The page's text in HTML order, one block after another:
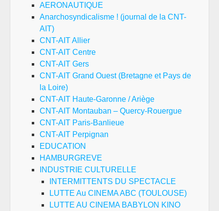
AERONAUTIQUE
Anarchosyndicalisme ! (journal de la CNT-
AIT)
CNT-AIT Allier
CNT-AIT Centre
CNT-AIT Gers
CNT-AIT Grand Ouest (Bretagne et Pays de
la Loire)
CNT-AIT Haute-Garonne / Ariège
CNT-AIT Montauban – Quercy-Rouergue
CNT-AIT Paris-Banlieue
CNT-AIT Perpignan
EDUCATION
HAMBURGREVE
INDUSTRIE CULTURELLE
INTERMITTENTS DU SPECTACLE
LUTTE Au CINEMA ABC (TOULOUSE)
LUTTE AU CINEMA BABYLON KINO